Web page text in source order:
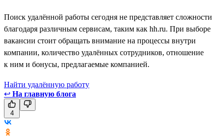
Поиск удалённой работы сегодня не представляет сложности
благодаря различным сервисам, таким как hh.ru. При выборе
вакансии стоит обращать внимание на процессы внутри
компании, количество удалённых сотрудников, отношение
к ним и бонусы, предлагаемые компанией.
Найти удалённую работу
↩ На главную блога
4